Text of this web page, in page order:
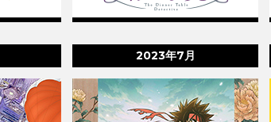
2023年7月